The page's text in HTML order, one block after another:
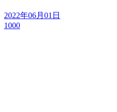
2022年06月01日
1000